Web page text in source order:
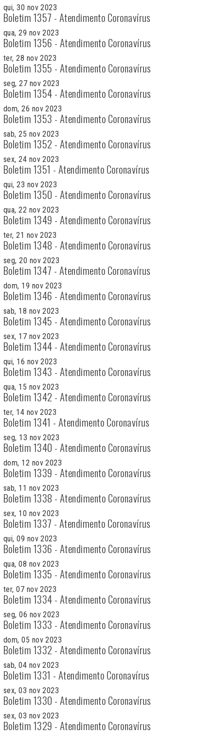
qui, 30 nov 2023
Boletim 1357 - Atendimento Coronavírus
qua, 29 nov 2023
Boletim 1356 - Atendimento Coronavírus
ter, 28 nov 2023
Boletim 1355 - Atendimento Coronavírus
seg, 27 nov 2023
Boletim 1354 - Atendimento Coronavírus
dom, 26 nov 2023
Boletim 1353 - Atendimento Coronavírus
sab, 25 nov 2023
Boletim 1352 - Atendimento Coronavírus
sex, 24 nov 2023
Boletim 1351 - Atendimento Coronavírus
qui, 23 nov 2023
Boletim 1350 - Atendimento Coronavírus
qua, 22 nov 2023
Boletim 1349 - Atendimento Coronavírus
ter, 21 nov 2023
Boletim 1348 - Atendimento Coronavírus
seg, 20 nov 2023
Boletim 1347 - Atendimento Coronavírus
dom, 19 nov 2023
Boletim 1346 - Atendimento Coronavírus
sab, 18 nov 2023
Boletim 1345 - Atendimento Coronavírus
sex, 17 nov 2023
Boletim 1344 - Atendimento Coronavírus
qui, 16 nov 2023
Boletim 1343 - Atendimento Coronavírus
qua, 15 nov 2023
Boletim 1342 - Atendimento Coronavírus
ter, 14 nov 2023
Boletim 1341 - Atendimento Coronavírus
seg, 13 nov 2023
Boletim 1340 - Atendimento Coronavírus
dom, 12 nov 2023
Boletim 1339 - Atendimento Coronavírus
sab, 11 nov 2023
Boletim 1338 - Atendimento Coronavírus
sex, 10 nov 2023
Boletim 1337 - Atendimento Coronavírus
qui, 09 nov 2023
Boletim 1336 - Atendimento Coronavírus
qua, 08 nov 2023
Boletim 1335 - Atendimento Coronavírus
ter, 07 nov 2023
Boletim 1334 - Atendimento Coronavírus
seg, 06 nov 2023
Boletim 1333 - Atendimento Coronavírus
dom, 05 nov 2023
Boletim 1332 - Atendimento Coronavírus
sab, 04 nov 2023
Boletim 1331 - Atendimento Coronavírus
sex, 03 nov 2023
Boletim 1330 - Atendimento Coronavírus
sex, 03 nov 2023
Boletim 1329 - Atendimento Coronavírus